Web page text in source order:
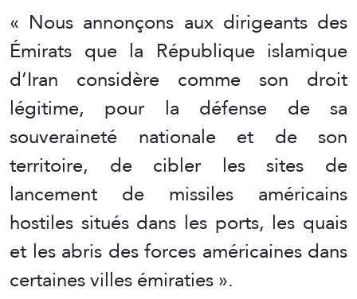
« Nous annonçons aux dirigeants des
Émirats que la République islamique
d’Iran considère comme son droit
légitime, pour la défense de sa
souveraineté nationale et de son
territoire, de cibler les sites de
lancement de missiles américains
hostiles situés dans les ports, les quais
et les abris des forces américaines dans
certaines villes émiraties ».